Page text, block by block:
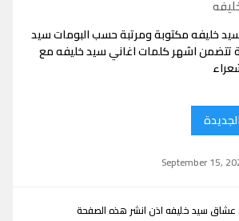
خليفه مكتوبة ومرتبة حسب البومات سيد
تتضمن اشهر كلمات اغاني سيد خليفه مع
عشاق سيد خليفه اذن انشر هذه الصفحة